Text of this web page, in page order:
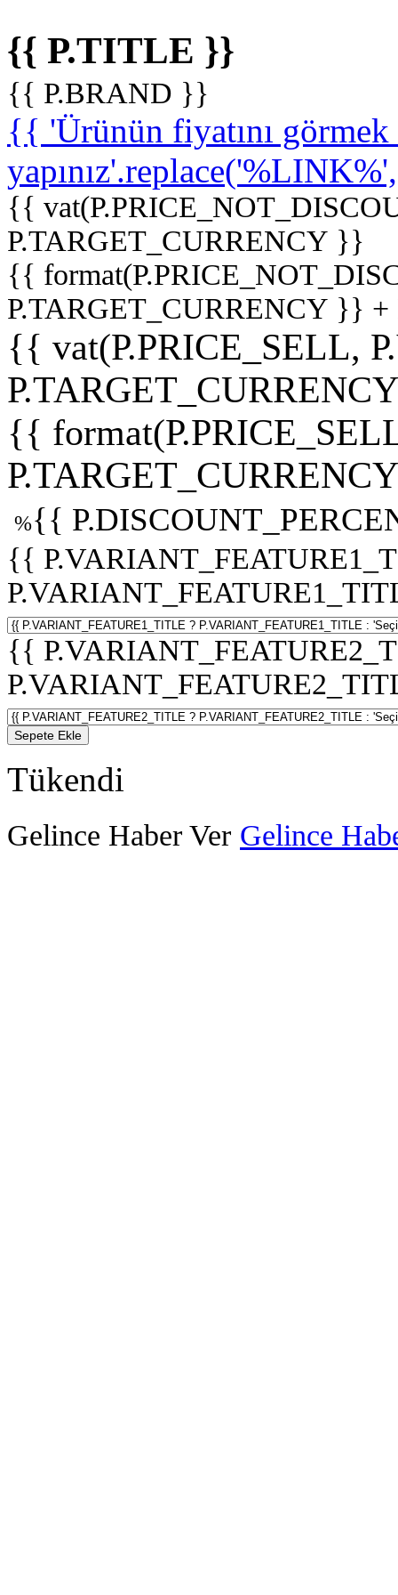
{{ P.TITLE }}
{{ P.BRAND }}
{{ 'Ürünün fiyatını
{{
P.TARGET_CURRENCY }}
{{
P.TARGET_CURRENCY }}
{{ vat(P.PRICE_SELL,
{{
%{{
{{
{{
Sepete Ekle
Tükendi
Gelince Haber Ver Gelince